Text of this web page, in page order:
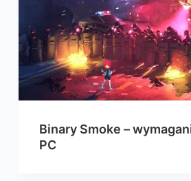
Binary Smoke –
PC